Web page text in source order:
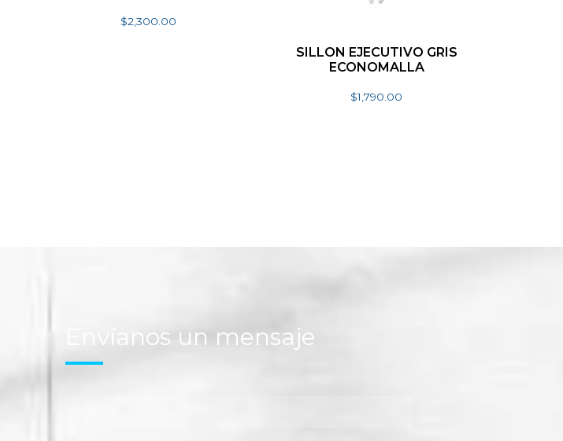
$2,300.00
SILLON EJECUTIVO GRIS
ECONOMALLA
$1,790.00
Envíanos un mensaje